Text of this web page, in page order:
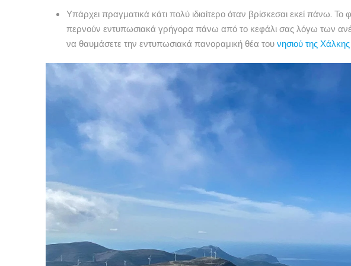
Υπάρχει πραγματικά κάτι πολύ ιδιαίτερο όταν βρίσκεσαι εκεί πάνω. Το
περνούν εντυπωσιακά γρήγορα πάνω από το κεφάλι σας λόγω των
να θαυμάσετε την εντυπωσιακά πανοραμική θέα τουνησιού της Χάλκης